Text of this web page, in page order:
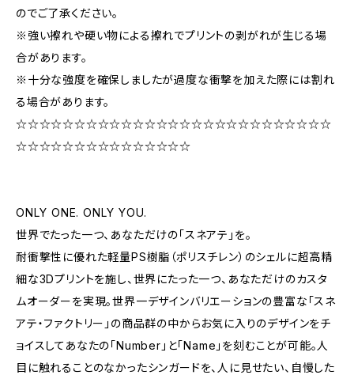
のでご了承ください。
※強い擦れや硬い物による擦れでプリントの剥がれが生じる場
合があります。
※十分な強度を確保しましたが過度な衝撃を加えた際には割れ
る場合があります。
☆☆☆☆☆☆☆☆☆☆☆☆☆☆☆☆☆☆☆☆☆☆☆☆☆☆☆
☆☆☆☆☆☆☆☆☆☆☆☆☆☆☆
ONLY ONE. ONLY YOU.
世界でたった一つ、あなただけの「スネアテ」を。
耐衝撃性に優れた軽量PS樹脂（ポリスチレン）のシェルに超高精
細な3Dプリントを施し、世界にたった一つ、あなただけのカスタ
ムオーダーを実現。世界一デザインバリエーションの豊富な「スネ
アテ・ファクトリー」の商品群の中からお気に入りのデザインをチ
ョイスしてあなたの「Number」と「Name」を刻むことが可能。人
目に触れることのなかったシンガードを、人に見せたい、自慢した